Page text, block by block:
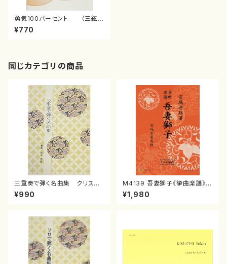
勇気100パーセント （三絃譜
付）(/丸田 美紀/楽譜）
¥770
同じカテゴリの商品
三重奏で弾く名曲集 クリスマ
スメドレー( 箏2/大平光美 編
曲/楽譜）
¥990
M4139 吾妻獅子《箏曲楽譜》
（箏/宮城道雄著・宮城宗家監修/
箏曲古典楽譜）
¥1,980